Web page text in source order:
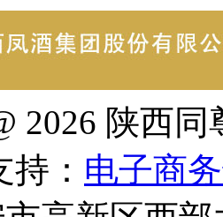
2026 陕西
： 电子商